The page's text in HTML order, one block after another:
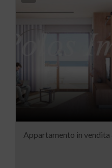
Appartamento in